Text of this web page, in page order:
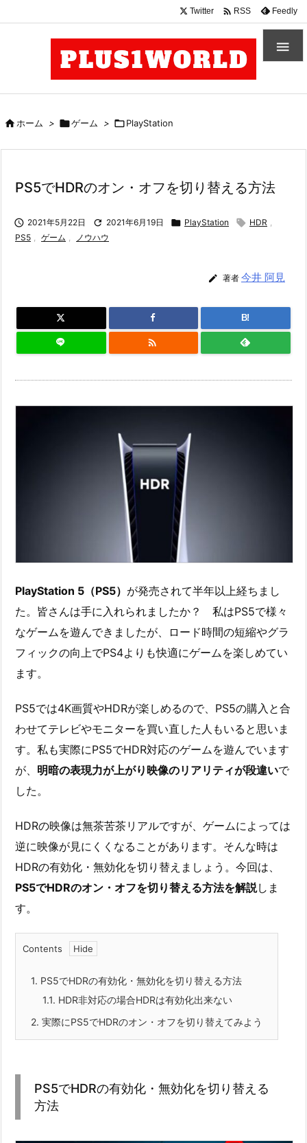

Twitter  RSS Feedly
ホーム > ゲーム > PlayStation
PS5でHDRのオン・オフを切り替える方法
 2021年5月22日  2021年6月19日  PlayStation  HDR ,
PS5 , ゲーム , ノウハウ
 著者 今井 阿見
B!

PlayStation 5（PS5） が発売されて半年以上経ちまし
た。皆さんは手に入れられましたか？ 私はPS5で様々
なゲームを遊んできましたが、ロード時間の短縮やグラ
フィックの向上でPS4よりも快適にゲームを楽しめてい
ます。
PS5では4K画質やHDRが楽しめるので、PS5の購入と合
わせてテレビやモニターを買い直した人もいると思いま
す。私も実際にPS5でHDR対応のゲームを遊んでいます
が、 明暗の表現力が上がり映像のリアリティが段違いで
した。
HDRの映像は無茶苦茶リアルですが、ゲームによっては
逆に映像が見にくくなることがあります。そんな時は
HDRの有効化・無効化を切り替えましょう。今回は、
PS5でHDRのオン・オフを切り替える方法を解説しま
す。
Contents
1. PS5でHDRの有効化・無効化を切り替える方法
1.1. HDR非対応の場合HDRは有効化出来ない
2. 実際にPS5でHDRのオン・オフを切り替えてみよう
PS5でHDRの有効化・無効化を切り替える
方法